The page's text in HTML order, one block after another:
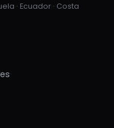
· Ecuador · Costa